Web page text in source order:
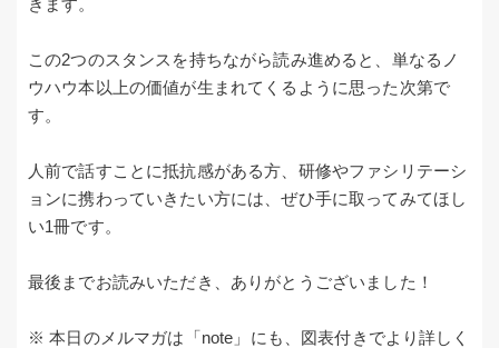
この2つのスタンスを持ちながら読み進めると、単なるノ
ウハウ本以上の価値が生まれてくるように思った次第で
す。
人前で話すことに抵抗感がある方、研修やファシリテーシ
ョンに携わっていきたい方には、ぜひ手に取ってみてほし
い1冊です。
最後までお読みいただき、ありがとうございました！
※ 本日のメルマガは「note」にも、図表付きでより詳しく